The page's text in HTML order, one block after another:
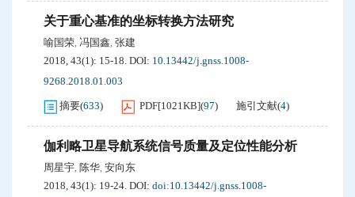
关于重心基准的坐标转换方法研究
喻国荣, 冯国鑫, 张建
2018, 43(1): 15-18. DOI: 10.13442/j.gnss.1008-
9268.2018.01.003
摘要(633) PDF[1021KB](97) 施引文献(4)
伽利略卫星导航系统信号质量及定位性能分析
周星宇, 陈华, 安向东
2018, 43(1): 19-24. DOI: doi:10.13442/j.gnss.1008-